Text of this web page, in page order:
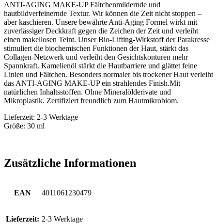
ANTI-AGING MAKE-UP Fältchenmildernde und
hautbildverfeinernde Textur. Wir können die Zeit nicht stoppen –
aber kaschieren. Unsere bewährte Anti-Aging Formel wirkt mit
zuverlässiger Deckkraft gegen die Zeichen der Zeit und verleiht
einen makellosen Teint. Unser Bio-Lifting-Wirkstoff der Parakresse
stimuliert die biochemischen Funktionen der Haut, stärkt das
Collagen-Netzwerk und verleiht den Gesichtskonturen mehr
Spannkraft. Kamelienöl stärkt die Hautbarriere und glättet feine
Linien und Fältchen. Besonders normaler bis trockener Haut verleiht
das ANTI-AGING MAKE-UP ein strahlendes Finish.Mit
natürlichen Inhaltsstoffen. Ohne Mineralölderivate und
Mikroplastik. Zertifiziert freundlich zum Hautmikrobiom.
Lieferzeit: 2-3 Werktage
Größe: 30 ml
Zusätzliche Informationen
EAN 4011061230479
Lieferzeit: 2-3 Werktage